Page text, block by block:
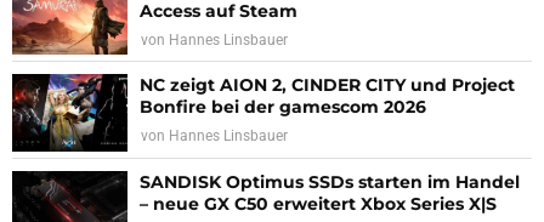
Access auf Steam
von Hannes Linsbauer
NC zeigt AION 2, CINDER CITY und Project
Bonfire bei der gamescom 2026
von Hannes Linsbauer
SANDISK Optimus SSDs starten im Handel
– neue GX C50 erweitert Xbox Series X|S